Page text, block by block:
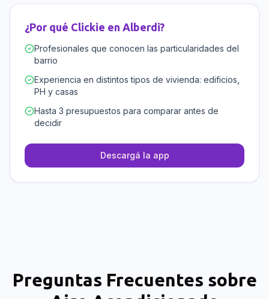
¿Por qué Clickie en Alberdi?
Profesionales que conocen las particularidades del
barrio
Experiencia en distintos tipos de vivienda: edificios,
PH y casas
Hasta 3 presupuestos para comparar antes de
decidir
Descargá la app
Preguntas Frecuentes sobre